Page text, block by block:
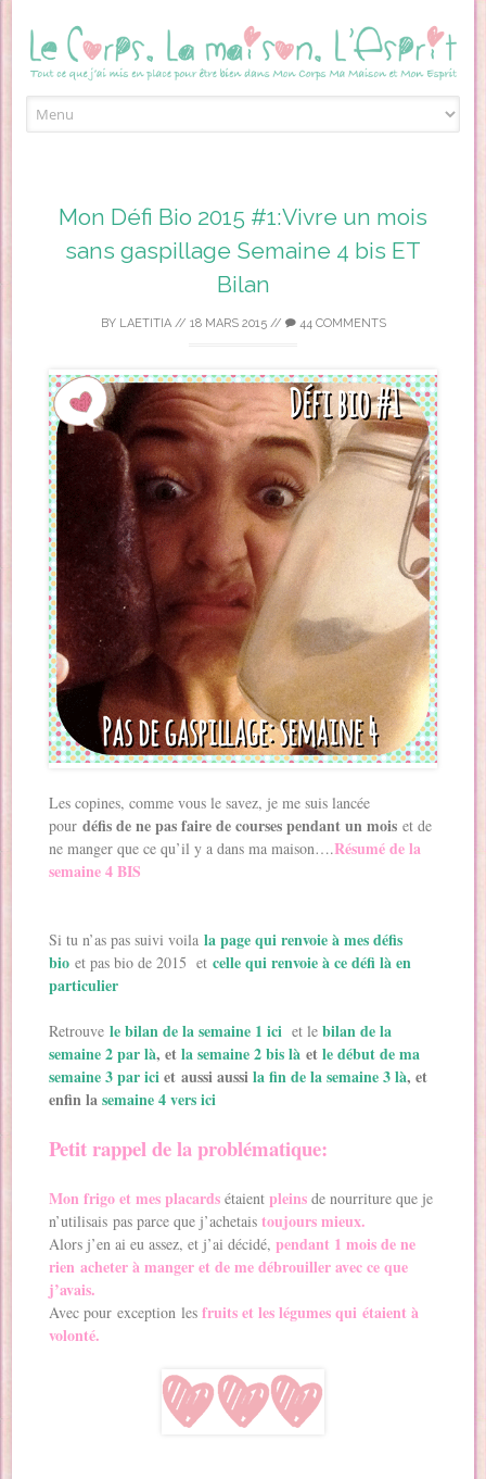
Mon Défi Bio 2015 #1:Vivre un mois
sans gaspillage Semaine 4 bis ET
Bilan
BY LAETITIA// 18 MARS 2015// 44 COMMENTS
Les copines, comme vous le savez, je me suis lancée
pourdéfis de ne pas faire de courses pendant un mois et de
ne manger que ce qu’il y a dans ma maison….Résumé de la
semaine 4 BIS
Si tu n’as pas suivi voila la page qui renvoie à mes défis
bio et pas bio de 2015 etcelle qui renvoie à ce défi là en
particulier
Retrouve le bilan de la semaine 1 ici et lebilan de la
semaine 2 par là, etla semaine 2 bis là etle début de ma
semaine 3 par iciet aussi aussila fin de la semaine 3 là, et
enfin lasemaine 4 vers ici
Petit rappel de la problématique:
Mon frigo et mes placards étaientpleins de nourriture que je
n’utilisais pas parce que j’achetaistoujours mieux.
Alors j’en ai eu assez, et j’ai décidé,pendant 1 mois de ne
rien acheter à manger et de me débrouiller avec ce que
j’avais.
Avec pour exception les fruits et les légumes qui étaient à
volonté.